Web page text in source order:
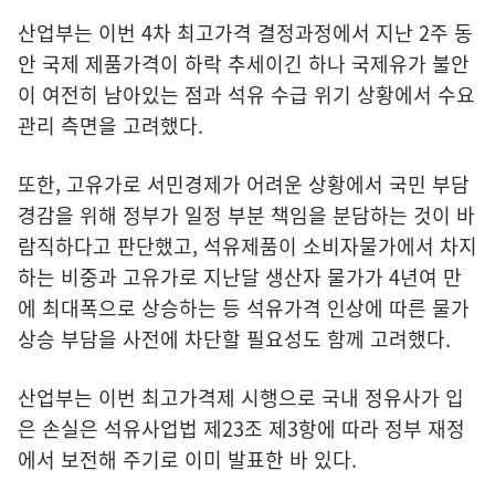
산업부는 이번 4차 최고가격 결정과정에서 지난 2주 동
안 국제 제품가격이 하락 추세이긴 하나 국제유가 불안
이 여전히 남아있는 점과 석유 수급 위기 상황에서 수요
관리 측면을 고려했다.
또한, 고유가로 서민경제가 어려운 상황에서 국민 부담
경감을 위해 정부가 일정 부분 책임을 분담하는 것이 바
람직하다고 판단했고, 석유제품이 소비자물가에서 차지
하는 비중과 고유가로 지난달 생산자 물가가 4년여 만
에 최대폭으로 상승하는 등 석유가격 인상에 따른 물가
상승 부담을 사전에 차단할 필요성도 함께 고려했다.
산업부는 이번 최고가격제 시행으로 국내 정유사가 입
은 손실은 석유사업법 제23조 제3항에 따라 정부 재정
에서 보전해 주기로 이미 발표한 바 있다.